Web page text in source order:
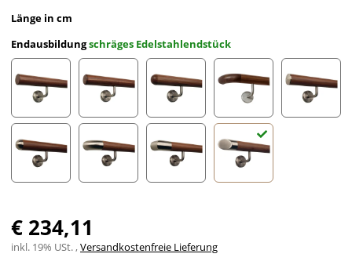
Länge in cm
Endausbildungschräges Edelstahlendstück
gefast Radius gefrästHalbkugel gefrästHolzkrümmling
€ 234,11
inkl. 19% USt. ,Versandkostenfreie Lieferung